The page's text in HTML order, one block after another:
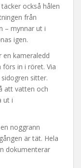
också hålen
från
– mynnar ut i
igen.
kameraledd
in i röret. Via
sitter.
att vatten och
ut i
noggrann
är tät. Hela
dokumenterar